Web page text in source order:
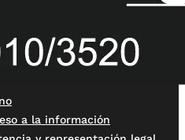
a la información